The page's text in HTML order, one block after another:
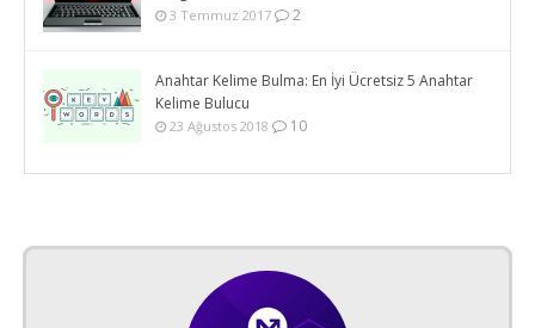
3 Temmuz 2017 2
Anahtar Kelime Bulma: En İyi Ücretsiz 5 Anahtar
Kelime Bulucu
23 Ağustos 2018 10